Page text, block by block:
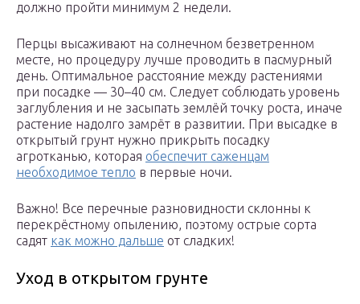
должно пройти минимум 2 недели.
Перцы высаживают на солнечном безветренном
месте, но процедуру лучше проводить в пасмурный
день. Оптимальное расстояние между растениями
при посадке — 30–40 см. Следует соблюдать уровень
заглубления и не засыпать землёй точку роста, иначе
растение надолго замрёт в развитии. При высадке в
открытый грунт нужно прикрыть посадку
агротканью, которая обеспечит саженцам
необходимое тепло в первые ночи.
Важно! Все перечные разновидности склонны к
перекрёстному опылению, поэтому острые сорта
садят как можно дальше от сладких!
Уход в открытом грунте